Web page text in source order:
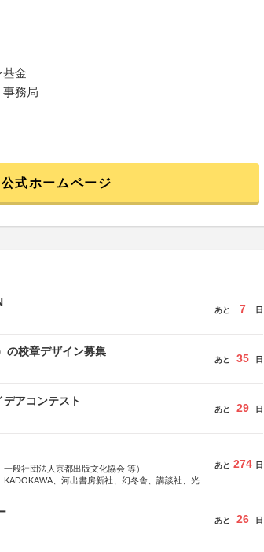
金
務局
公式ホームページ
あと 7 日
の校章デザイン募集
あと 35 日
アコンテスト
あと 29 日
般社団法人京都出版文化協会 等）
、河出書房新社、幻冬舎、講談社、光文
聞出版
あと 274 日
あと 26 日